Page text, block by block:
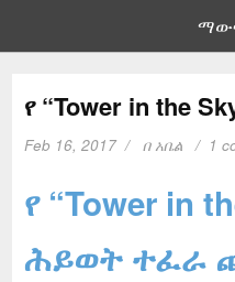
የ “Tower in the
Feb 16, 2017 በ አቤል 1
የ “Tower in
ሕይወት ተፈራ